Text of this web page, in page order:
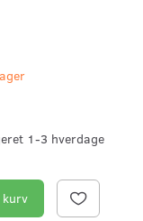
1-3 hverdage